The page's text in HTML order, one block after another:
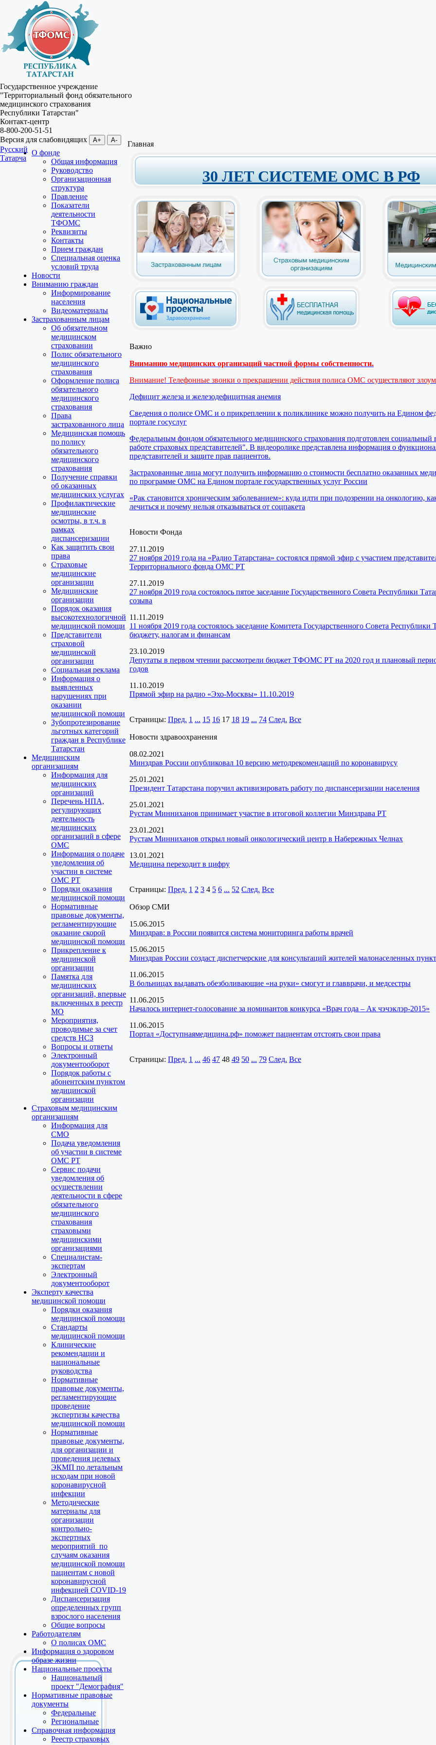
Государственное учреждение
"Территориальный фонд обязательного
медицинского страхования
Республики Татарстан"
Контакт-центр
8-800-200-51-51
Версия для слабовидящих
A+ A-
Русский
Татарча
О фонде
Общая информация
Руководство
Организационная
структура
Правление
Показатели
деятельности
ТФОМС
Реквизиты
Контакты
Прием граждан
Специальная оценка
условий труда
Новости
Вниманию граждан
Информирование
населения
Видеоматериалы
Застрахованным лицам
Об обязательном
медицинском
страховании
Полис обязательного
медицинского
страхования
Оформление полиса
обязательного
медицинского
страхования
Права
застрахованного лица
Медицинская помощь
по полису
обязательного
медицинского
страхования
Получение справки
об оказанных
медицинских услугах
Профилактические
медицинские
осмотры, в т.ч. в
рамках
диспансеризации
Как защитить свои
права
Страховые
медицинские
организации
Медицинские
организации
Порядок оказания
высокотехнологичной
медицинской помощи
Представители
страховой
медицинской
организации
Социальная реклама
Информация о
выявленных
нарушениях при
оказании
медицинской помощи
Зубопротезирование
льготных категорий
граждан в Республике
Татарстан
Медицинским
организациям
Информация для
медицинских
организаций
Перечень НПА,
регулирующих
деятельность
медицинских
организаций в сфере
ОМС
Информация о подаче
уведомления об
участии в системе
ОМС РТ
Порядки оказания
медицинской помощи
Нормативные
правовые документы,
регламентирующие
оказание скорой
медицинской помощи
Прикрепление к
медицинской
организации
Памятка для
медицинских
организаций, впервые
включенных в реестр
МО
Мероприятия,
проводимые за счет
средств НСЗ
Вопросы и ответы
Электронный
документооборот
Порядок работы с
абонентским пунктом
медицинской
организации
Страховым медицинским
организациям
Информация для
СМО
Подача уведомления
об участии в системе
ОМС РТ
Сервис подачи
уведомления об
осуществлении
деятельности в сфере
обязательного
медицинского
страхования
страховыми
медицинскими
организациями
Специалистам-
экспертам
Электронный
документооборот
Эксперту качества
медицинской помощи
Порядки оказания
медицинской помощи
Стандарты
медицинской помощи
Клинические
рекомендации и
национальные
руководства
Нормативные
правовые документы,
регламентирующие
проведение
экспертизы качества
медицинской помощи
Нормативные
правовые документы,
для организации и
проведения целевых
ЭКМП по летальным
исходам при новой
коронавирусной
инфекции
Методические
материалы для
организации
контрольно-
экспертных
мероприятий по
случаям оказания
медицинской помощи
пациентам с новой
коронавирусной
инфекцией COVID-19
Диспансеризация
определенных групп
взрослого населения
Общие вопросы
Работодателям
О полисах ОМС
Информация о здоровом
образе жизни
Национальные проекты
Национальный
проект "Демография"
Нормативные правовые
документы
Федеральные
Региональные
Справочная информация
Реестр страховых
Главная
30 ЛЕТ СИСТЕМЕ ОМС В РФ
Важно
Вниманию медицинских организаций частной формы собственности.
Внимание! Телефонные звонки о прекращении действия полиса ОМС осуществляют
Дефицит железа и железодефицитная анемия
Сведения о полисе ОМС и о прикреплении к поликлинике можно получить на Едином
портале госуслуг
Федеральным фондом обязательного медицинского страхования подготовлен
работе страховых представителей". В видеоролике представлена информация о
представителей и защите прав пациентов.
Застрахованные лица могут получить информацию о стоимости бесплатно оказанных
по программе ОМС на Едином портале государственных услуг России
«Рак становится хроническим заболеванием»: куда идти при подозрении на онкологию,
лечиться и почему нельзя отказываться от соцпакета
Новости Фонда
27.11.2019
27 ноября 2019 года на «Радио Татарстана» состоялся прямой эфир с участием
Территориального фонда ОМС РТ
27.11.2019
27 ноября 2019 года состоялось пятое заседание Государственного Совета Республики
созыва
11.11.2019
11 ноября 2019 года состоялось заседание Комитета Государственного Совета Республики
бюджету, налогам и финансам
23.10.2019
Депутаты в первом чтении рассмотрели бюджет ТФОМС РТ на 2020 год и плановый
годов
11.10.2019
Прямой эфир на радио «Эхо-Москвы» 11.10.2019
Страницы: Пред. 1 ... 15 16 17 18 19 ... 74 След. Все
Новости здравоохранения
08.02.2021
Минздрав России опубликовал 10 версию методрекомендаций по коронавирусу
25.01.2021
Президент Татарстана поручил активизировать работу по диспансеризации населения
25.01.2021
Рустам Минниханов принимает участие в итоговой коллегии Минздрава РТ
23.01.2021
Рустам Минниханов открыл новый онкологический центр в Набережных Челнах
13.01.2021
Медицина переходит в цифру
Страницы: Пред. 1 2 3 4 5 6 ... 52 След. Все
Обзор СМИ
15.06.2015
Минздрав: в России появится система мониторинга работы врачей
15.06.2015
Минздрав России создаст диспетчерские для консультаций жителей малонаселенных
11.06.2015
В больницах выдавать обезболивающие «на руки» смогут и главврачи, и медсестры
11.06.2015
Началось интернет-голосование за номинантов конкурса «Врач года – Ак чэчэклэр-2015»
11.06.2015
Портал «Доступнаямедицина.рф» поможет пациентам отстоять свои права
Страницы: Пред. 1 ... 46 47 48 49 50 ... 79 След. Все